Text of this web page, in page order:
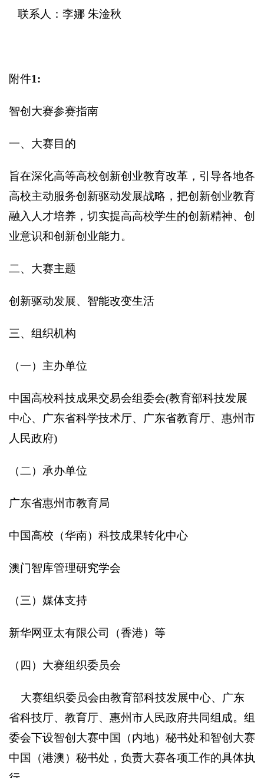
联系人：李娜 朱淦秋
附件1:
智创大赛参赛指南
一、大赛目的
旨在深化高等高校创新创业教育改革，引导各地各
高校主动服务创新驱动发展战略，把创新创业教育
融入人才培养，切实提高高校学生的创新精神、创
业意识和创新创业能力。
二、大赛主题
创新驱动发展、智能改变生活
三、组织机构
（一）主办单位
中国高校科技成果交易会组委会(教育部科技发展
中心、广东省科学技术厅、广东省教育厅、惠州市
人民政府)
（二）承办单位
广东省惠州市教育局
中国高校（华南）科技成果转化中心
澳门智库管理研究学会
（三）媒体支持
新华网亚太有限公司（香港）等
（四）大赛组织委员会
大赛组织委员会由教育部科技发展中心、广东
省科技厅、教育厅、惠州市人民政府共同组成。组
委会下设智创大赛中国（内地）秘书处和智创大赛
中国（港澳）秘书处，负责大赛各项工作的具体执